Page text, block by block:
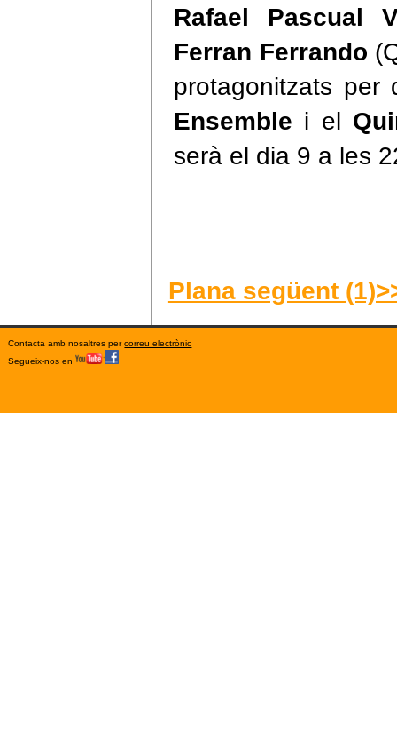
Rafael Pascual
Ferran Ferrando
protagonitzats
Ensemble i el
serà el dia 9 a les
Plana següent
Contacta amb nosaltres percorreu electrònic
Segueix-nos en